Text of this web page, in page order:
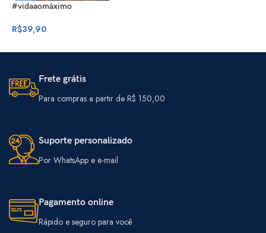
#vidaaomáximo
R$39,90
Frete grátis
Para compras a partir de R$ 150,00
Suporte personalizado
Por WhatsApp e e-mail
Pagamento online
Rápido e seguro para você